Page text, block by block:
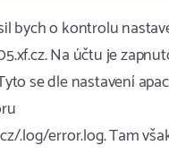
bych o kontrolu
Na účtu je
se dle nastavení
.log/error.log. Tam